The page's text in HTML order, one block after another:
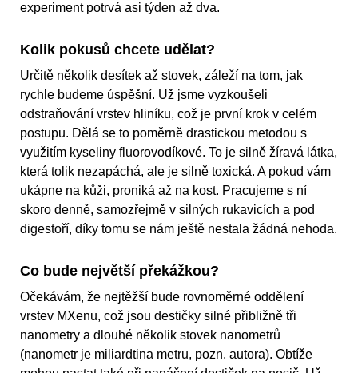
experiment potrvá asi týden až dva.
Kolik pokusů chcete udělat?
Určitě několik desítek až stovek, záleží na tom, jak
rychle budeme úspěšní. Už jsme vyzkoušeli
odstraňování vrstev hliníku, což je první krok v celém
postupu. Dělá se to poměrně drastickou metodou s
využitím kyseliny fluorovodíkové. To je silně žíravá látka,
která tolik nezapáchá, ale je silně toxická. A pokud vám
ukápne na kůži, proniká až na kost. Pracujeme s ní
skoro denně, samozřejmě v silných rukavicích a pod
digestoří, díky tomu se nám ještě nestala žádná nehoda.
Co bude největší překážkou?
Očekávám, že nejtěžší bude rovnoměrné oddělení
vrstev MXenu, což jsou destičky silné přibližně tři
nanometry a dlouhé několik stovek nanometrů
(nanometr je miliardtina metru, pozn. autora). Obtíže